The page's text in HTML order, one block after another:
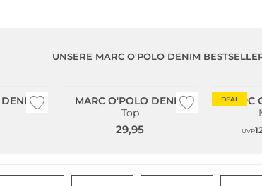
UNSERE MARC O'POLO DENIM
MARC O'POLO DENIM
Top
29,95
DEAL
MARC
UVP